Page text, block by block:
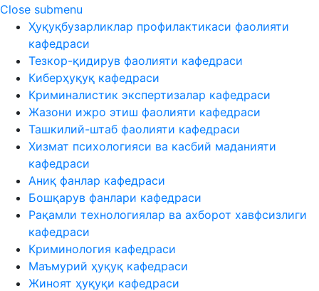
Close submenu
Ҳуқуқбузарликлар профилактикаси фаолияти
кафедраси
Тезкор-қидирув фаолияти кафедраси
Киберҳуқуқ кафедраси
Криминалистик экспертизалар кафедраси
Жазони ижро этиш фаолияти кафедраси
Ташкилий-штаб фаолияти кафедраси
Хизмат психологияси ва касбий маданияти
кафедраси
Аниқ фанлар кафедраси
Бошқарув фанлари кафедраси
Рақамли технологиялар ва ахборот хавфсизлиги
кафедраси
Криминология кафедраси
Маъмурий ҳуқуқ кафедраси
Жиноят ҳуқуқи кафедраси